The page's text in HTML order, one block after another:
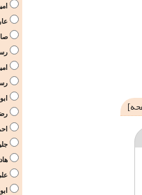
]